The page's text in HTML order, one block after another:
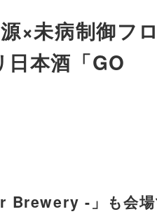
×未病制御フ
本酒「GO
Brewery -」も会